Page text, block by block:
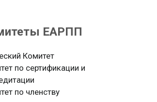
ЕАРПП
Комитет
по сертификации и
по членству